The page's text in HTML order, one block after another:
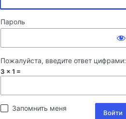
Пароль
Пожалуйста, введите ответ цифрами:
3 × 1 =
Запомнить меня